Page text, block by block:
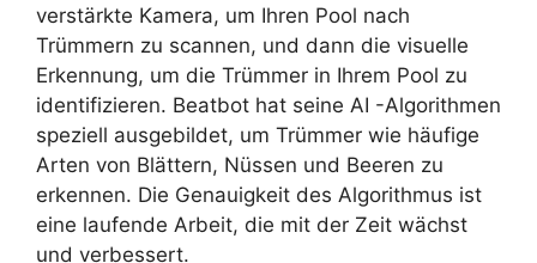
verstärkte Kamera, um Ihren Pool nach
Trümmern zu scannen, und dann die visuelle
Erkennung, um die Trümmer in Ihrem Pool zu
identifizieren. Beatbot hat seine AI -Algorithmen
speziell ausgebildet, um Trümmer wie häufige
Arten von Blättern, Nüssen und Beeren zu
erkennen. Die Genauigkeit des Algorithmus ist
eine laufende Arbeit, die mit der Zeit wächst
und verbessert.